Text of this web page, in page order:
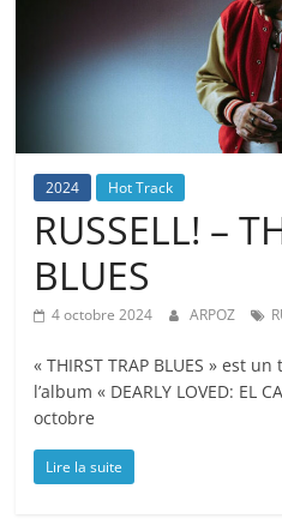
2024 Hot Track
RUSSELL! –
BLUES
4 octobre 2024 ARPOZ
« THIRST TRAP BLUES » est
l’album « DEARLY LOVED: EL
octobre
Lire la suite